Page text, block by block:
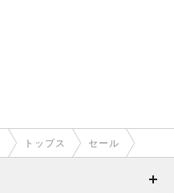
トップス セール